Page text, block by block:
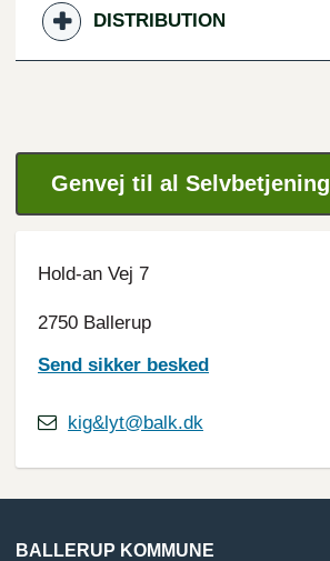
DISTRIBUTION
Genvej til al Selvbetjening
Hold-an Vej 7
2750 Ballerup
Send sikker besked
kig&lyt@balk.dk
BALLERUP KOMMUNE